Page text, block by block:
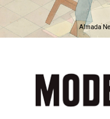
Almada